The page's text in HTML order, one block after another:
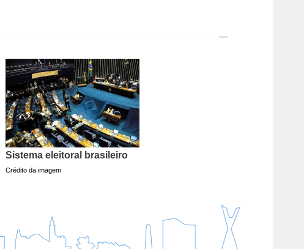
Sistema eleitoral brasileiro
Crédito da imagem